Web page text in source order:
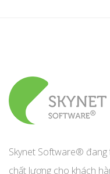
Skynet Software® đang
chất lượng cho khách